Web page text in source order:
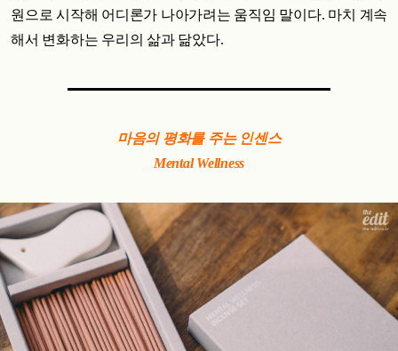
원으로 시작해 어디론가 나아가려는 움직임 말이다. 마치 계속
해서 변화하는 우리의 삶과 닮았다.
마음의 평화를 주는 인센스
Mental Wellness